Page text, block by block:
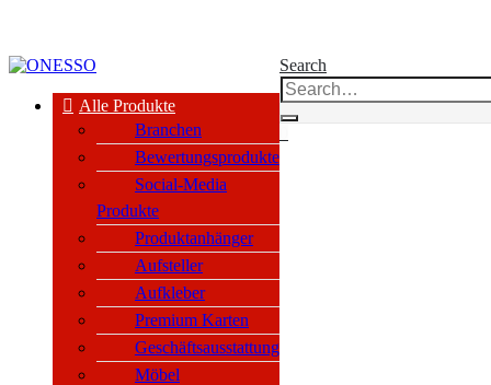
Alle Produkte
Branchen
Bewertungsprodukte
Social-Media
Produkte
Produktanhänger
Aufsteller
Aufkleber
Premium Karten
Geschäftsausstattung
Möbel
Search